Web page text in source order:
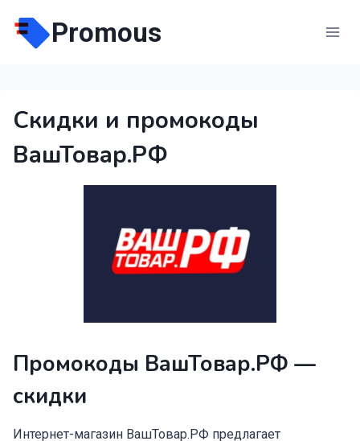
содержимому
Promous
Скидки и промокоды
ВашТовар.РФ
Промокоды ВашТовар.РФ —
скидки
Интернет-магазин ВашТовар.РФ предлагает